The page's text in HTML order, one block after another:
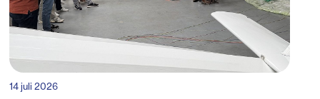
14 juli 2026